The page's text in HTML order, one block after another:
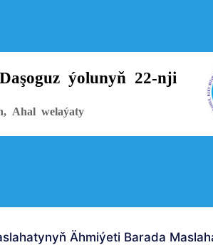
ýolunyň 22-nji
Ahal welaýaty
Ähmiýeti Barada